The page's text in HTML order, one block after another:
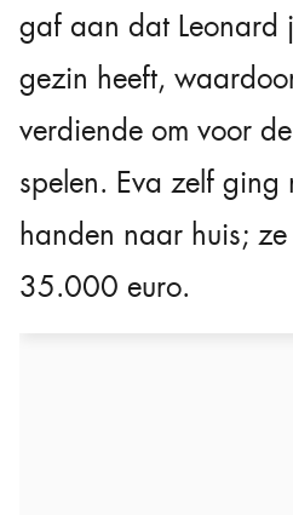
gaf aan dat Leonard
gezin heeft,
verdiende om voor
spelen. Eva zelf ging
handen naar huis;
35.000 euro.